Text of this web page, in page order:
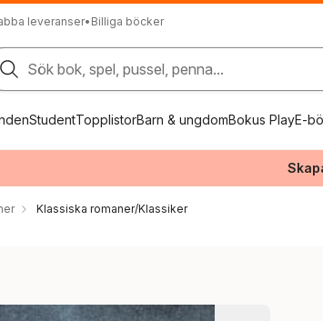
leveranser• Billiga böcker
Sök bok, spel, pussel, penna...
StudentTopplistorBarn & ungdomBokus PlayE-
Klassiska romaner/Klassiker